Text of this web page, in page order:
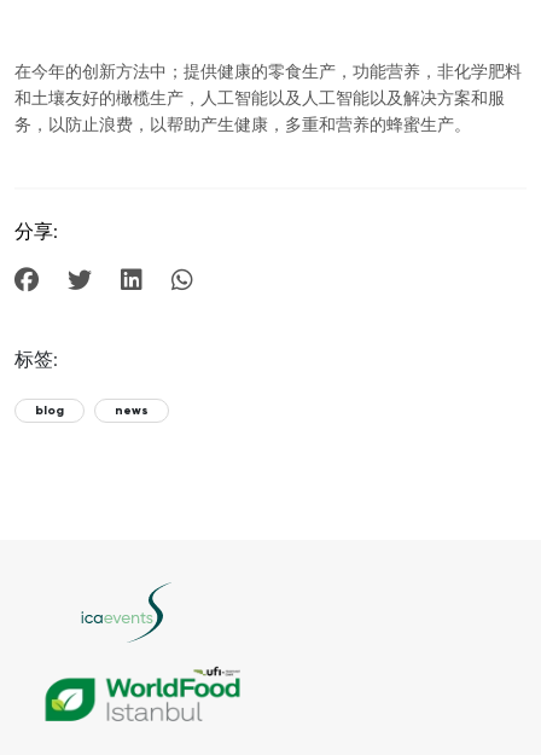
在今年的创新方法中；提供健康的零食生产，功能营养，非化学肥料
和土壤友好的橄榄生产，人工智能以及人工智能以及解决方案和服
务，以防止浪费，以帮助产生健康，多重和营养的蜂蜜生产。
分享:
标签:
blog news